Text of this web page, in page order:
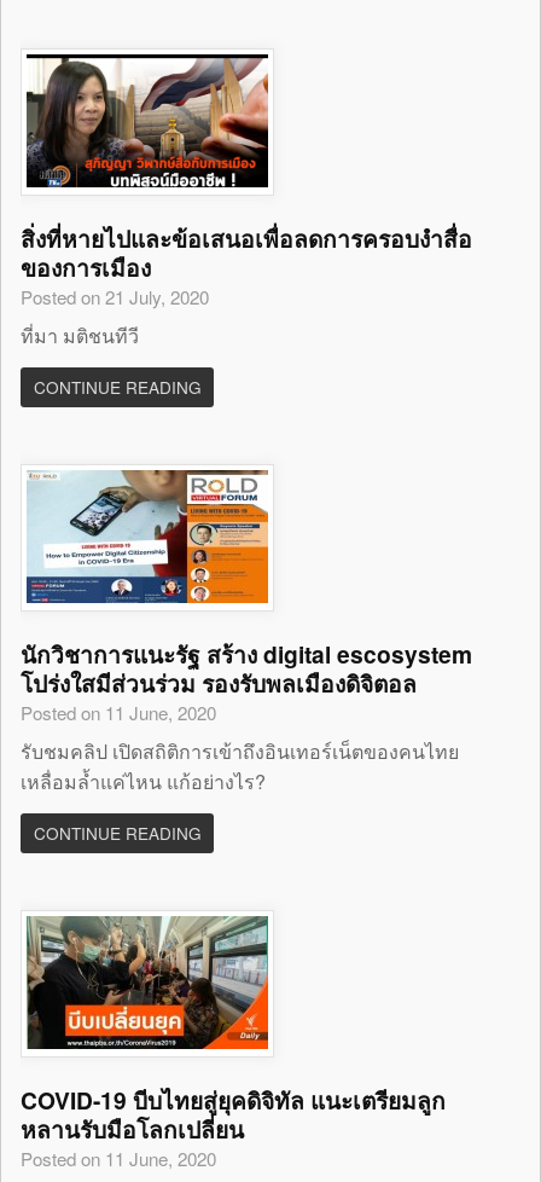
สิ่งที่หายไปและข้อเสนอเพื่อลดการครอบงำสื่อ
ของการเมือง
Posted on 21 July, 2020
ที่มา มติชนทีวี
CONTINUE READING
นักวิชาการแนะรัฐ สร้าง digital escosystem
โปร่งใสมีส่วนร่วม รองรับพลเมืองดิจิตอล
Posted on 11 June, 2020
รับชมคลิป เปิดสถิติการเข้าถึงอินเทอร์เน็ตของคนไทย
เหลื่อมล้ำแค่ไหน แก้อย่างไร?
CONTINUE READING
COVID-19 บีบไทยสู่ยุคดิจิทัล แนะเตรียมลูก
หลานรับมือโลกเปลี่ยน
Posted on 11 June, 2020